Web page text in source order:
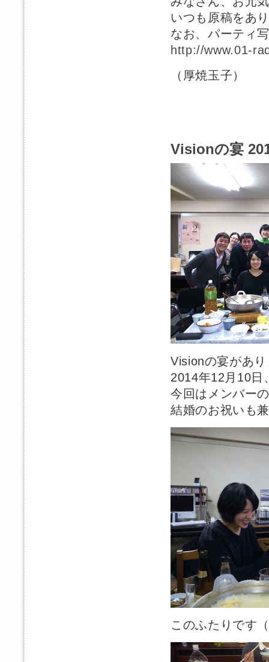
いつも原稿をあ
なお、パーティ
http://www.01-
（厚焼玉子）
Visionの宴
Visionの宴があ
2014年12月10日
今回はメンバー
結婚のお祝いも
このふたりです